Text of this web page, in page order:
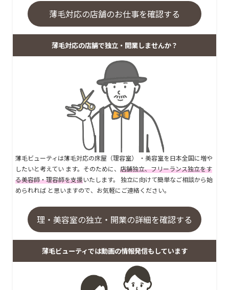
薄毛対応の店舗のお仕事を確認する
薄毛対応の店舗で独立・開業しませんか？
薄毛ビューティは薄毛対応の床屋（理容室） ・美容室を日本全国に増や
したいと考えてい ます。そのために、 店舗独立、フリーランス独立をす
る美容師・理容師を支援いたします。 独立に向けて簡単なご相談から始
められれば と思いますので、お気軽にご連絡ください。
理・美容室の独立・開業の詳細を確認する
薄毛ビューティでは動画の情報発信もしています